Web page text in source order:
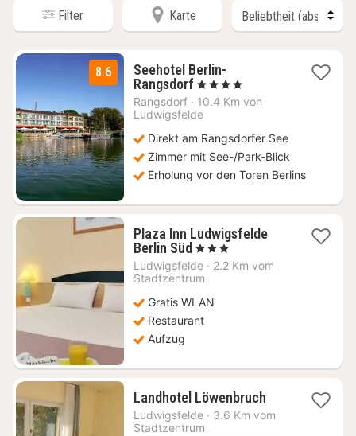
Filter Karte
8.6
Seehotel Berlin-
Rangsdorf 1
Nacht
ab
€
, 4 Sterne
Rangsdorf · 10.4 Km von
Ludwigsfelde
Direkt am Rangsdorfer See
Zimmer mit See-/Park-Blick
Erholung vor den Toren Berlins
Plaza Inn Ludwigsfelde
Berlin Süd 1
Nacht
ab
€
, 3 Sterne
Ludwigsfelde · 2.2 Km vom
Stadtzentrum
Gratis WLAN
Restaurant
Aufzug
Landhotel Löwenbruch1
Nacht
Ludwigsfelde · 3.6 Km vom
Stadtzentrum